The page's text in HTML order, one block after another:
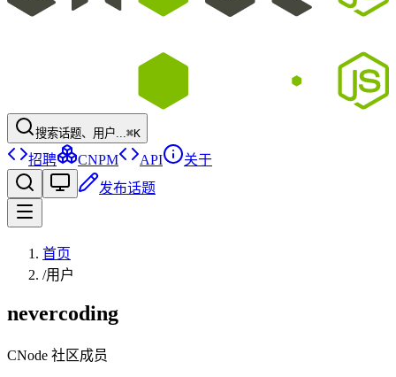
搜索话题、用户...⌘K
招聘 CNPM API
关于
发布话题
首页
/用户
nevercoding
CNode 社区成员